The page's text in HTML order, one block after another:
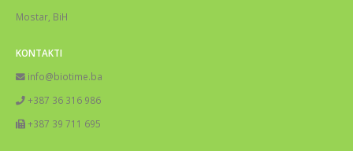
Mostar, BiH
KONTAKTI
info@biotime.ba
+387 36 316 986
+387 39 711 695